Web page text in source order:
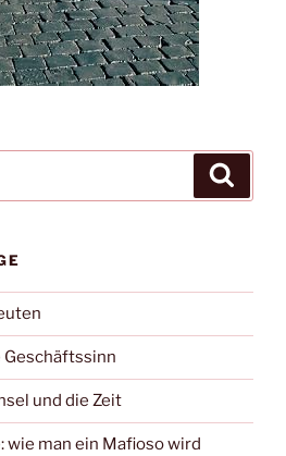
und die Zeit
wie man ein Mafioso wird